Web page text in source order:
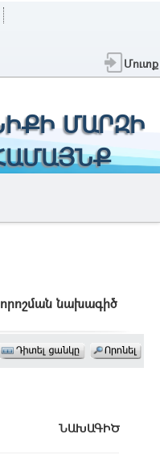
Մուտք
ՄԱՐԶԻ
նախագիծ
ՆԱԽԱԳԻԾ